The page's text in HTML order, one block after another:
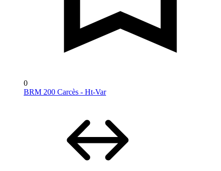
0
BRM 200 Carcès - Ht-Var